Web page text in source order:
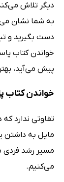
دیگر تلاش
به شما نشان
دست بگیرید و
خواندن کتاب
پیش می‌آید،
خواندن کتاب
تفاوتی ندارد
مایل به داشتن
مسیر رشد فردی
می‌کنیم.